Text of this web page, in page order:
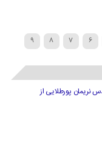
6
7
8
9
...
»
نریمان پورطلایی از